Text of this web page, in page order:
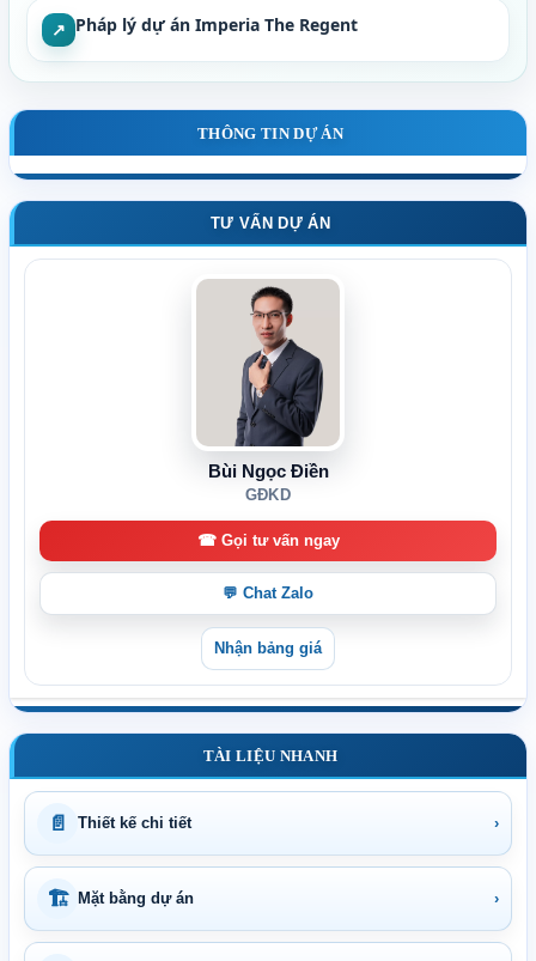
↗ Pháp lý dự án Imperia The Regent
THÔNG TIN DỰ ÁN
TƯ VẤN DỰ ÁN
Bùi Ngọc Điền
GĐKD
☎ Gọi tư vấn ngay
💬 Chat Zalo
Nhận bảng giá
TÀI LIỆU NHANH
📄 Thiết kế chi tiết ›
🏗 Mặt bằng dự án ›